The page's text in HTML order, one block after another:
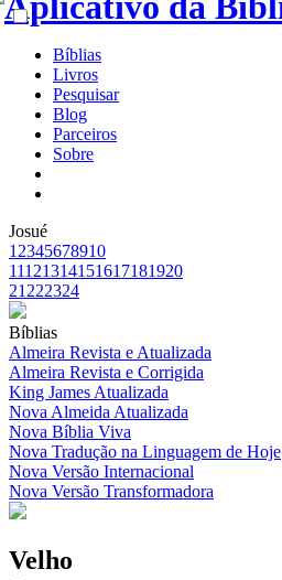
Bíblias
Livros
Pesquisar
Blog
Parceiros
Sobre
Josué
1 2345678910
11121314151617181920
21 222324
Bíblias
Almeira Revista e Atualizada
Almeira Revista e Corrigida
King James Atualizada
Nova Almeida Atualizada
Nova Bíblia Viva
Nova Tradução na Linguagem de Hoje
Nova Versão Internacional
Nova Versão Transformadora
Velho